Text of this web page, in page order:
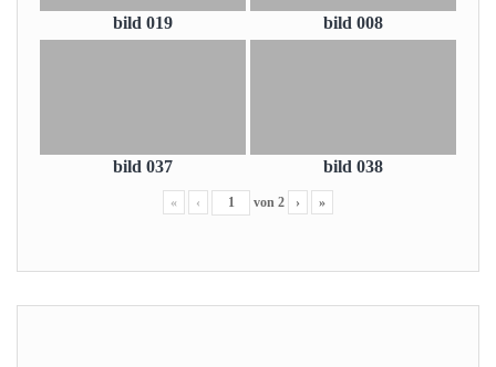
bild 019 bild 008
bild 037 bild 038
« ‹ von 2 › »